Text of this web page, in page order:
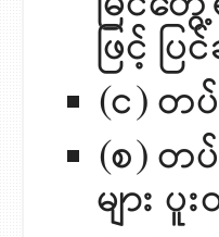
ဖြင့် ပ
(င) တ
(စ)
များ